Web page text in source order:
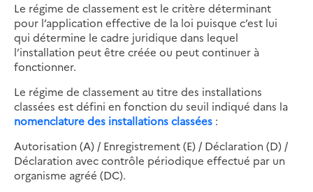
Le régime de classement est le critère déterminant
pour l’application effective de la loi puisque c’est lui
qui détermine le cadre juridique dans lequel
l’installation peut être créée ou peut continuer à
fonctionner.
Le régime de classement au titre des installations
classées est défini en fonction du seuil indiqué dans la
nomenclature des installations classées :
Autorisation (A) / Enregistrement (E) / Déclaration (D) /
Déclaration avec contrôle périodique effectué par un
organisme agréé (DC).